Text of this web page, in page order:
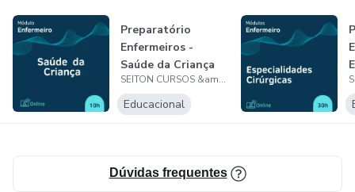
Preparatório
Enfermeiros -
Saúde da Criança
SEITON CURSOS &amp; CONSULTORIA
Educacional
Dúvidas frequentes